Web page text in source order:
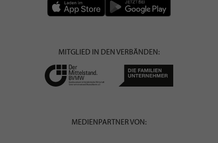
MITGLIED IN DEN VERBÄNDEN:
MEDIENPARTNER VON: